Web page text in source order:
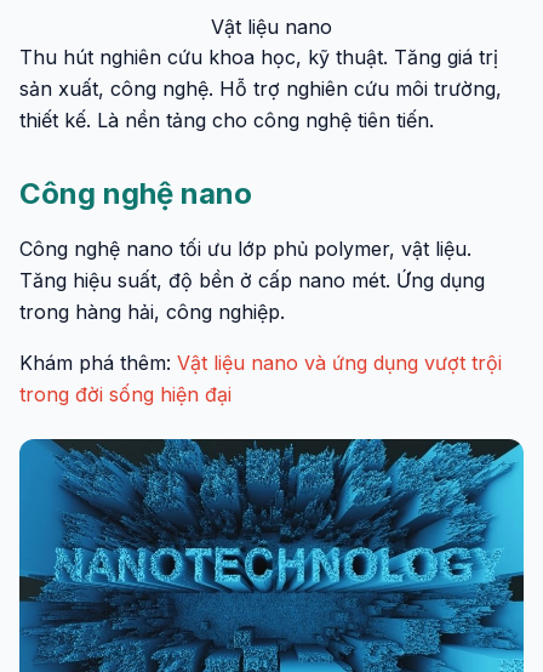
Vật liệu nano
Thu hút nghiên cứu khoa học, kỹ thuật. Tăng giá trị
sản xuất, công nghệ. Hỗ trợ nghiên cứu môi trường,
thiết kế. Là nền tảng cho công nghệ tiên tiến.
Công nghệ nano
Công nghệ nano tối ưu lớp phủ polymer, vật liệu.
Tăng hiệu suất, độ bền ở cấp nano mét. Ứng dụng
trong hàng hải, công nghiệp.
Khám phá thêm: Vật liệu nano và ứng dụng vượt trội
trong đời sống hiện đại